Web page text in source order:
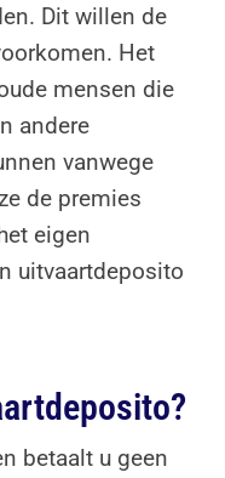
Dit willen de
Het
mensen die
andere
vanwege
de premies
eigen
uitvaartdeposito
betaalt u geen